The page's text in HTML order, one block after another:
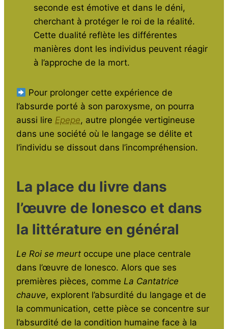
seconde est émotive et dans le déni,
cherchant à protéger le roi de la réalité.
Cette dualité reflète les différentes
manières dont les individus peuvent réagir
à l’approche de la mort.
Pour prolonger cette expérience de
l’absurde porté à son paroxysme, on pourra
aussi lire Epepe, autre plongée vertigineuse
dans une société où le langage se délite et
l’individu se dissout dans l’incompréhension.
La place du livre dans
l’œuvre de Ionesco et dans
la littérature en général
Le Roi se meurt occupe une place centrale
dans l’œuvre de Ionesco. Alors que ses
premières pièces, comme La Cantatrice
chauve, explorent l’absurdité du langage et de
la communication, cette pièce se concentre sur
l’absurdité de la condition humaine face à la